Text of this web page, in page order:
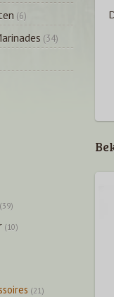
(6)
(34)
(39)
(10)
(21)